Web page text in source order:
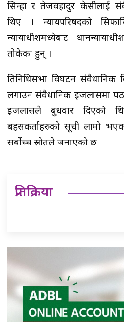
सिन्हा र तेजवहादुर केसीलाई
थिए । न्यायपरिषदको
न्यायाधीशमध्येबाट
तोकेका हुन् ।
प्रतिनिधिसभा विघटन
लगाउन संवैधानिक इजलासमा
इजलासले बुधवार दिएको
बहसकर्ताहरुको सूची लामो
सर्बोच्च स्रोतले जनाएको छ
प्रतिक्रिया